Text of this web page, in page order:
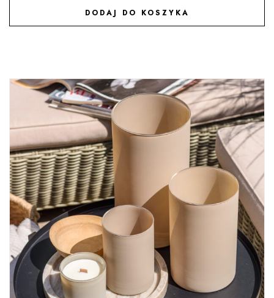
DODAJ DO KOSZYKA
DODAJ DO ULUBIONYCH